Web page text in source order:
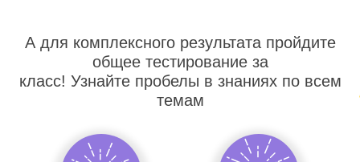
А для комплексного результата пройдите
общее тестирование за
класс! Узнайте пробелы в знаниях по всем
темам